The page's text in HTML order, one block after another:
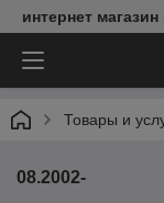
интернет
Товары и
08.2002-